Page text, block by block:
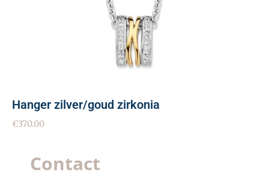
Hanger zilver/goud zirkonia
€370.00
Contact